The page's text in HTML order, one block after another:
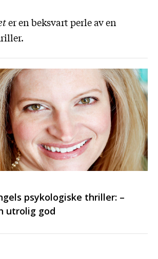
er en beksvart perle av en
psykologiske thriller: –
utrolig god